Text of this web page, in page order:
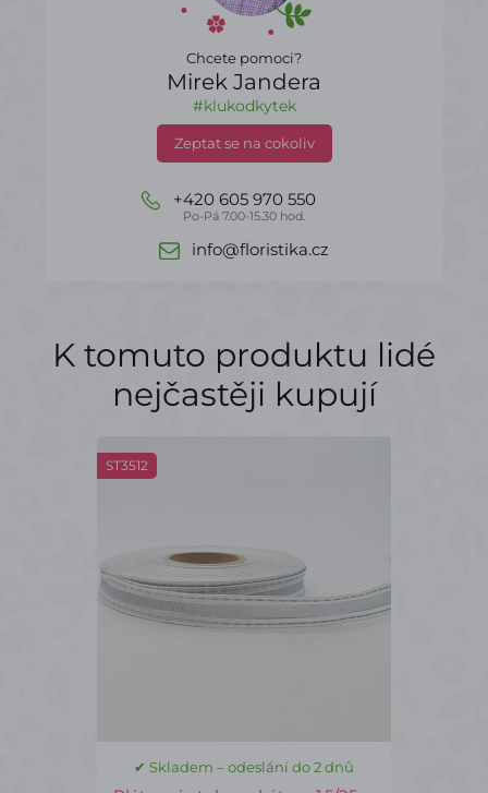
Chcete pomoci?
Mirek Jandera
#klukodkytek
Zeptat se na cokoliv
+420 605 970 550
Po-Pá 7.00-15.30 hod.
info@floristika.cz
K tomuto produktu lidé
nejčastěji kupují
ST3512
✔ Skladem – odeslání do 2 dnů